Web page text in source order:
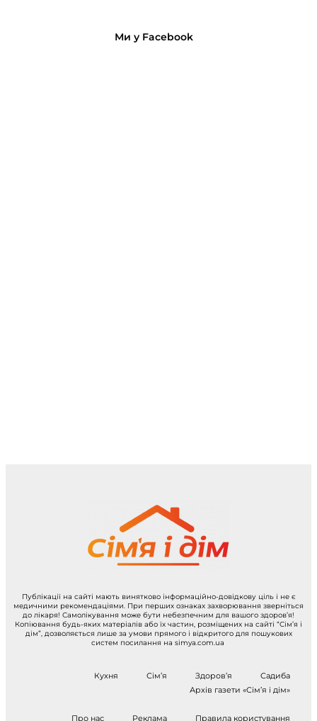
Ми у Facebook
Публікації на сайті мають винятково інформаційно-довідкову ціль і не є
медичними рекомендаціями. При перших ознаках захворювання зверніться
до лікаря! Самолікування може бути небезпечним для вашого здоров’я!
Копіювання будь-яких матеріалів або їх частин, розміщених на сайті “Сім’я і
дім”, дозволяється лише за умови прямого і відкритого для пошукових
систем посилання на simya.com.ua
Кухня Сім’я Здоров’я
Садиба
Архів газети «Сім’я і дім»
Про нас Реклама Правила користування